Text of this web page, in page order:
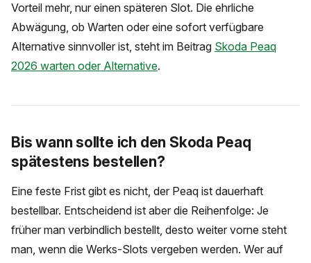
Vorteil mehr, nur einen späteren Slot. Die ehrliche
Abwägung, ob Warten oder eine sofort verfügbare
Alternative sinnvoller ist, steht im Beitrag Skoda Peaq
2026 warten oder Alternative.
Bis wann sollte ich den Skoda Peaq
spätestens bestellen?
Eine feste Frist gibt es nicht, der Peaq ist dauerhaft
bestellbar. Entscheidend ist aber die Reihenfolge: Je
früher man verbindlich bestellt, desto weiter vorne steht
man, wenn die Werks-Slots vergeben werden. Wer auf